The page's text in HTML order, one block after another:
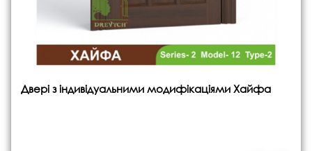
Двері з індивідуальними модифікаціями Хайфа